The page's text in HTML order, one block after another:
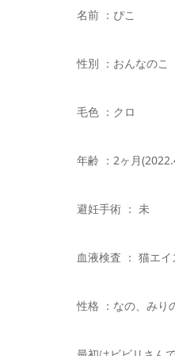
名前 ：ぴこ
性別 ：おんなのこ
毛色 ：クロ
年齢 ：2ヶ月
避妊手術 ： 未
血液検査 ： 猫エイ
性格 ：なの、みり